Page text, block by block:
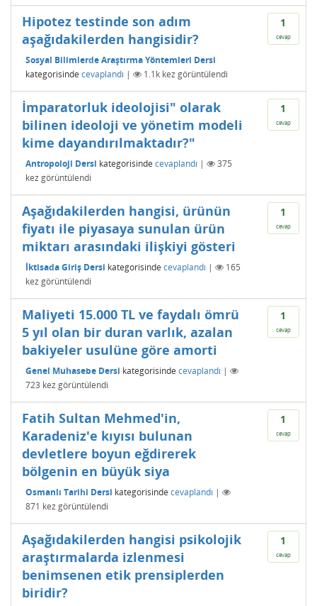
1
cevap
Hipotez testinde son adım
aşağıdakilerden hangisidir?
Sosyal Bilimlerde Araştırma Yöntemleri Dersi
kategorisinde cevaplandı | 1.1k kez görüntülendi
1
cevap
İmparatorluk ideolojisi" olarak
bilinen ideoloji ve yönetim modeli
kime dayandırılmaktadır?"
Antropoloji Dersi kategorisinde cevaplandı |
375
kez görüntülendi
1
cevap
Aşağıdakilerden hangisi, ürünün
fiyatı ile piyasaya sunulan ürün
miktarı arasındaki ilişkiyi gösteri
İktisada Giriş Dersi kategorisinde cevaplandı |
165
kez görüntülendi
1
cevap
Maliyeti 15.000 TL ve faydalı ömrü
5 yıl olan bir duran varlık, azalan
bakiyeler usulüne göre amorti
Genel Muhasebe Dersi kategorisinde cevaplandı |
723 kez görüntülendi
1
cevap
Fatih Sultan Mehmed'in,
Karadeniz'e kıyısı bulunan
devletlere boyun eğdirerek
bölgenin en büyük siya
Osmanlı Tarihi Dersi kategorisinde cevaplandı |
871 kez görüntülendi
1
cevap
Aşağıdakilerden hangisi psikolojik
araştırmalarda izlenmesi
benimsenen etik prensiplerden
biridir?